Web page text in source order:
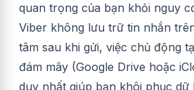
quan trọng của bạn khỏi nguy
Viber không lưu trữ tin nhắn
tâm sau khi gửi, việc chủ động
đám mây (Google Drive hoặc
duy nhất giúp bạn khôi phục dữ